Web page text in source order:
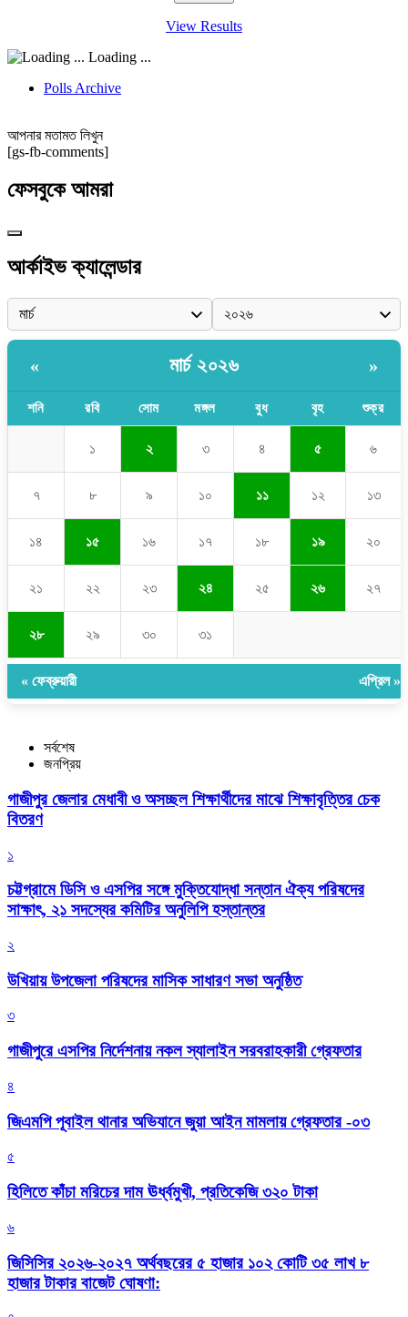
View Results
Loading ...
Polls Archive
আপনার মতামত লিখুন
[gs-fb-comments]
ফেসবুকে আমরা
আর্কাইভ ক্যালেন্ডার
« মার্চ ২০২৬ »
শনি রবি সোম মঙ্গল বুধ বৃহ শুক্র
১ ২ ৩ ৪ ৫ ৬
৭ ৮ ৯ ১০ ১১ ১২ ১৩
১৪ ১৫ ১৬ ১৭ ১৮ ১৯ ২০
২১ ২২ ২৩ ২৪ ২৫ ২৬ ২৭
২৮ ২৯ ৩০ ৩১
« ফেব্রুয়ারী এপ্রিল »
সর্বশেষ
জনপ্রিয়
গাজীপুর জেলার মেধাবী ও অসচ্ছল শিক্ষার্থীদের মাঝে শিক্ষাবৃত্তির চেক
বিতরণ
১
চট্টগ্রামে ডিসি ও এসপির সঙ্গে মুক্তিযোদ্ধা সন্তান ঐক্য পরিষদের
সাক্ষাৎ, ২১ সদস্যের কমিটির অনুলিপি হস্তান্তর
২
উখিয়ায় উপজেলা পরিষদের মাসিক সাধারণ সভা অনুষ্ঠিত
৩
গাজীপুরে এসপির নির্দেশনায় নকল স্যালাইন সরবরাহকারী গ্রেফতার
৪
জিএমপি পূবাইল থানার অভিযানে জুয়া আইন মামলায় গ্রেফতার -০৩
৫
হিলিতে কাঁচা মরিচের দাম ঊর্ধ্বমুখী, প্রতিকেজি ৩২০ টাকা
৬
জিসিসির ২০২৬-২০২৭ অর্থবছরের ৫ হাজার ১০২ কোটি ৩৫ লাখ ৮
হাজার টাকার বাজেট ঘোষণা: